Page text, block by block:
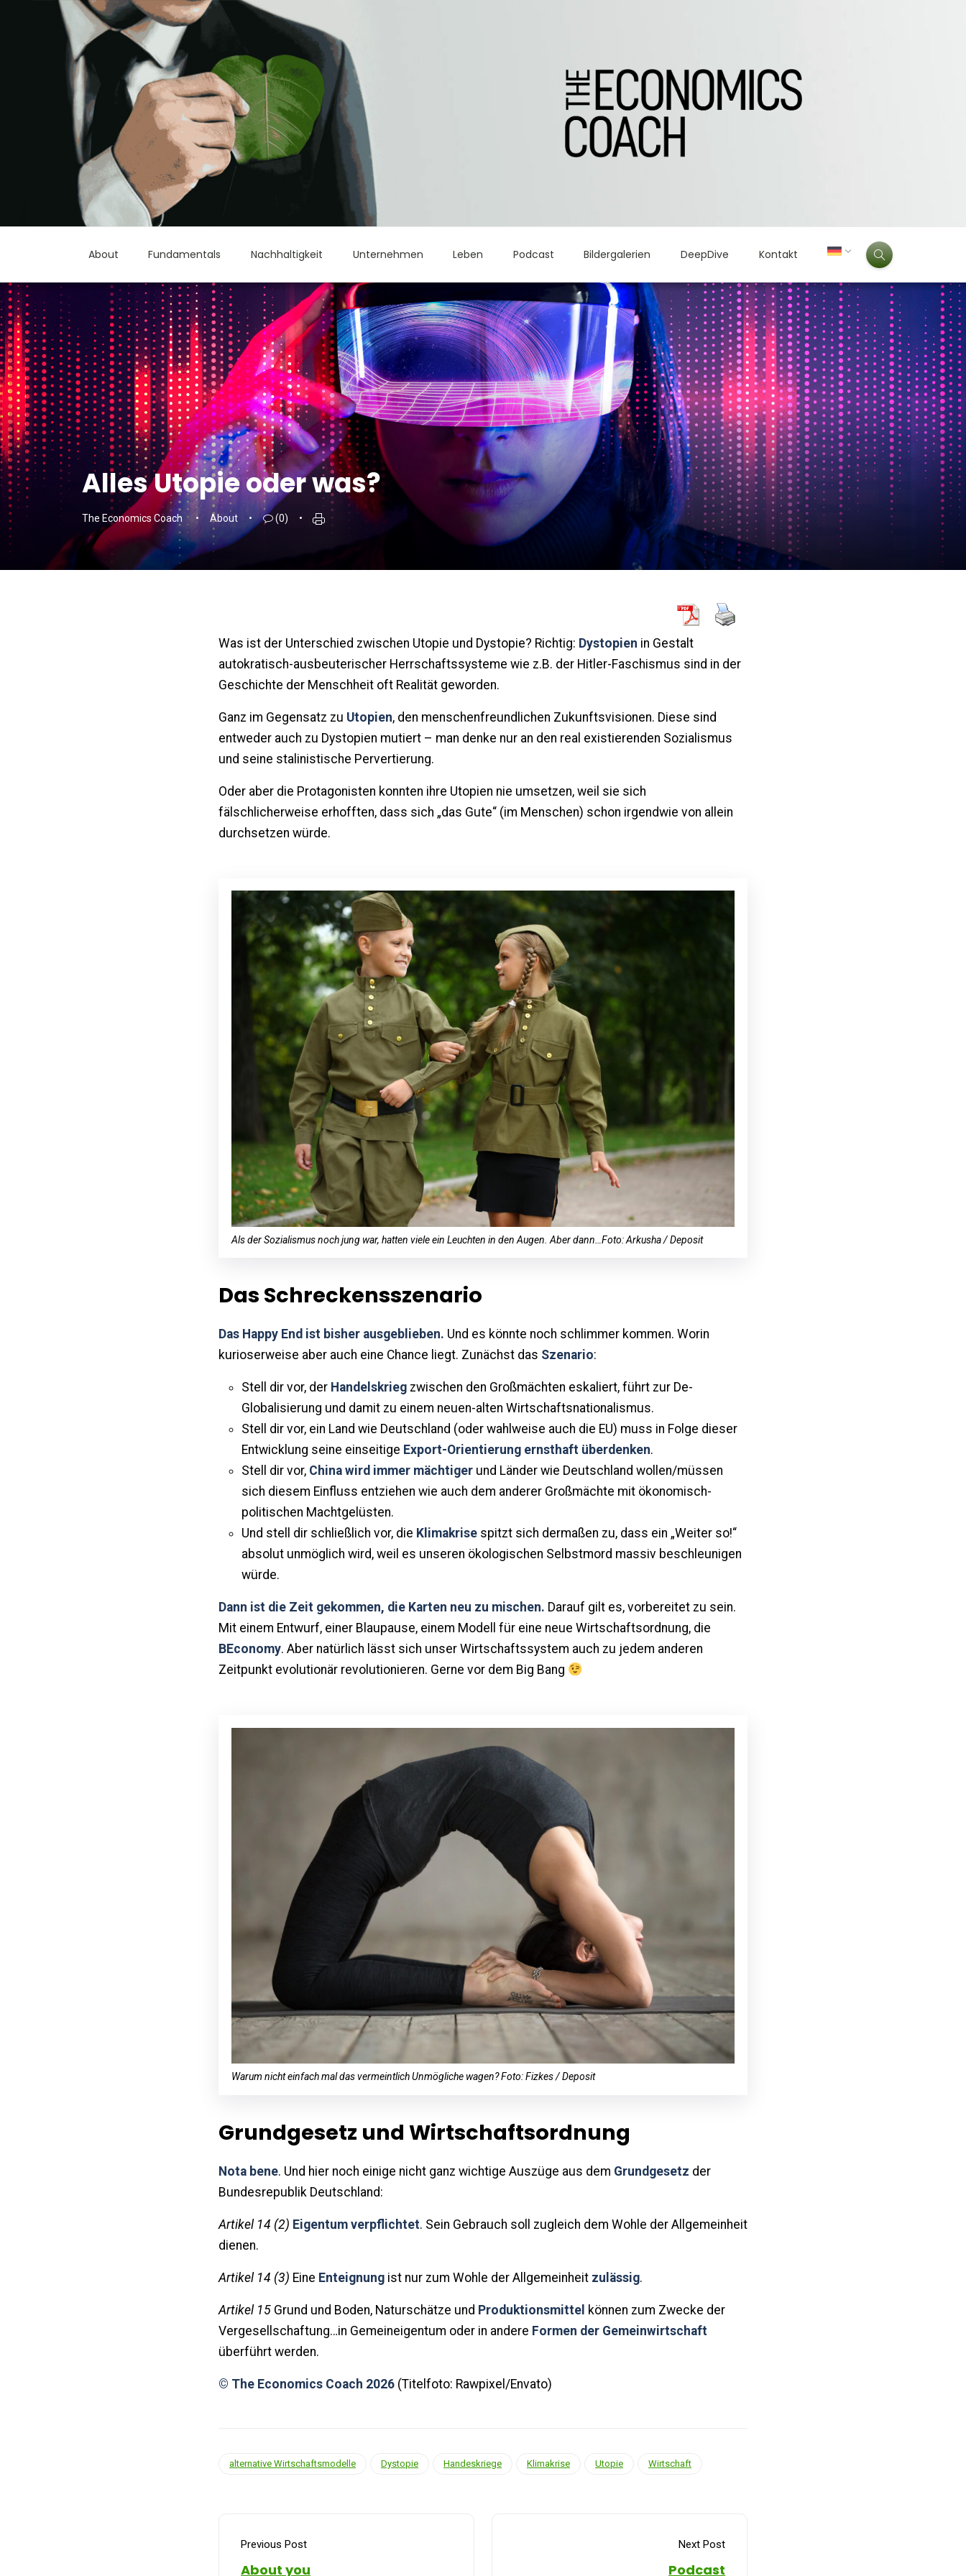
About Fundamentals Nachhaltigkeit Unternehmen Leben Podcast Bildergalerien DeepDive Kontakt
Alles Utopie oder was?
The Economics Coach About (0)
Was ist der Unterschied zwischen Utopie und Dystopie? Richtig: Dystopien in Gestalt
autokratisch-ausbeuterischer Herrschaftssysteme wie z.B. der Hitler-Faschismus sind in der
Geschichte der Menschheit oft Realität geworden.
Ganz im Gegensatz zu Utopien, den menschenfreundlichen Zukunftsvisionen. Diese sind
entweder auch zu Dystopien mutiert – man denke nur an den real existierenden Sozialismus
und seine stalinistische Pervertierung.
Oder aber die Protagonisten konnten ihre Utopien nie umsetzen, weil sie sich
fälschlicherweise erhofften, dass sich „das Gute“ (im Menschen) schon irgendwie von allein
durchsetzen würde.
Als der Sozialismus noch jung war, hatten viele ein Leuchten in den Augen. Aber dann…Foto: Arkusha / Deposit
Das Schreckensszenario
Das Happy End ist bisher ausgeblieben. Und es könnte noch schlimmer kommen. Worin
kurioserweise aber auch eine Chance liegt. Zunächst das Szenario:
Stell dir vor, der Handelskrieg zwischen den Großmächten eskaliert, führt zur De-
Globalisierung und damit zu einem neuen-alten Wirtschaftsnationalismus.
Stell dir vor, ein Land wie Deutschland (oder wahlweise auch die EU) muss in Folge dieser
Entwicklung seine einseitige Export-Orientierung ernsthaft überdenken.
Stell dir vor, China wird immer mächtiger und Länder wie Deutschland wollen/müssen
sich diesem Einfluss entziehen wie auch dem anderer Großmächte mit ökonomisch-
politischen Machtgelüsten.
Und stell dir schließlich vor, die Klimakrise spitzt sich dermaßen zu, dass ein „Weiter so!“
absolut unmöglich wird, weil es unseren ökologischen Selbstmord massiv beschleunigen
würde.
Dann ist die Zeit gekommen, die Karten neu zu mischen. Darauf gilt es, vorbereitet zu sein.
Mit einem Entwurf, einer Blaupause, einem Modell für eine neue Wirtschaftsordnung, die
BEconomy. Aber natürlich lässt sich unser Wirtschaftssystem auch zu jedem anderen
Zeitpunkt evolutionär revolutionieren. Gerne vor dem Big Bang
Warum nicht einfach mal das vermeintlich Unmögliche wagen? Foto: Fizkes / Deposit
Grundgesetz und Wirtschaftsordnung
Nota bene. Und hier noch einige nicht ganz wichtige Auszüge aus dem Grundgesetz der
Bundesrepublik Deutschland:
Artikel 14 (2) Eigentum verpflichtet. Sein Gebrauch soll zugleich dem Wohle der Allgemeinheit
dienen.
Artikel 14 (3) Eine Enteignung ist nur zum Wohle der Allgemeinheit zulässig.
Artikel 15 Grund und Boden, Naturschätze und Produktionsmittel können zum Zwecke der
Vergesellschaftung…in Gemeineigentum oder in andere Formen der Gemeinwirtschaft
überführt werden.
© The Economics Coach 2026 (Titelfoto: Rawpixel/Envato)
alternative Wirtschaftsmodelle Dystopie Handeskriege Klimakrise Utopie Wirtschaft
Previous Post
About you
Next Post
Podcast